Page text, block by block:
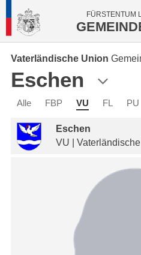
FÜRSTENTUM
Vaterländische Union
Eschen
Alle FBP VU FL PU
Eschen
VU |